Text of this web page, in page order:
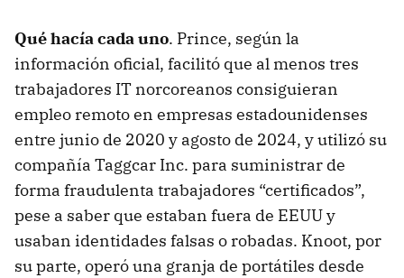
Qué hacía cada uno. Prince, según la
información oficial, facilitó que al menos tres
trabajadores IT norcoreanos consiguieran
empleo remoto en empresas estadounidenses
entre junio de 2020 y agosto de 2024, y utilizó su
compañía Taggcar Inc. para suministrar de
forma fraudulenta trabajadores “certificados”,
pese a saber que estaban fuera de EEUU y
usaban identidades falsas o robadas. Knoot, por
su parte, operó una granja de portátiles desde